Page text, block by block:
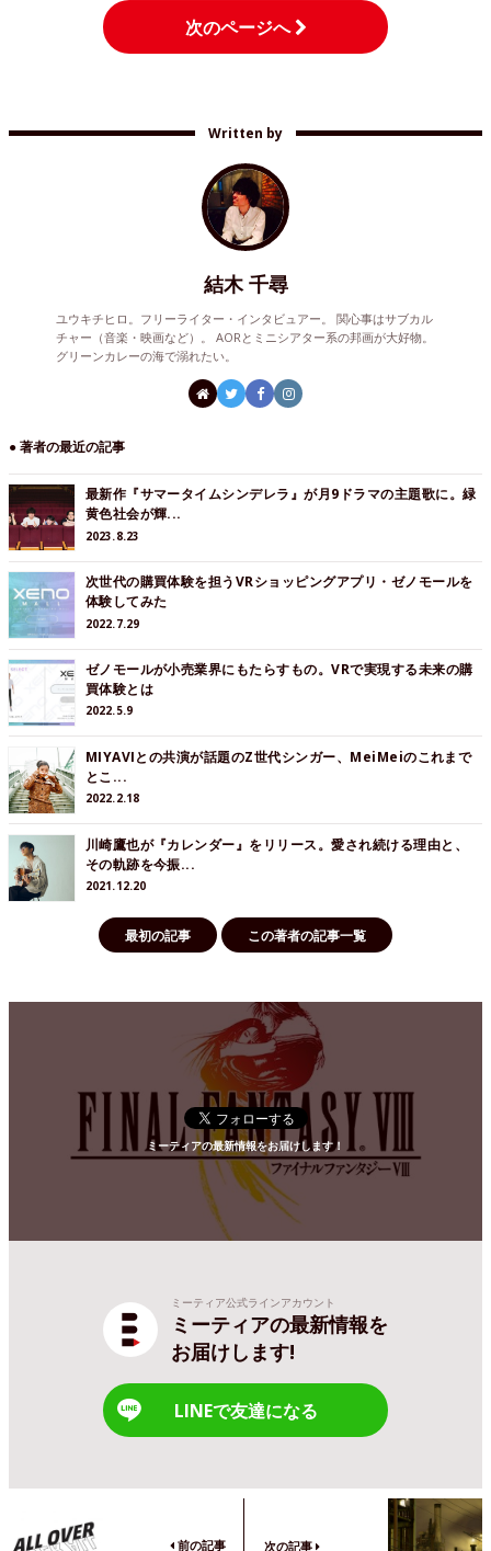
次のページへ
Written by
結木 千尋
ユウキチヒロ。フリーライター・インタビュアー。 関心事はサブカル
チャー（音楽・映画など）。 AORとミニシアター系の邦画が大好物。
グリーンカレーの海で溺れたい。
● 著者の最近の記事
最新作『サマータイムシンデレラ』が月9ドラマの主題歌に。緑
黄色社会が輝...
2023.8.23
次世代の購買体験を担うVRショッピングアプリ・ゼノモールを
体験してみた
2022.7.29
ゼノモールが小売業界にもたらすもの。VRで実現する未来の購
買体験とは
2022.5.9
MIYAVIとの共演が話題のZ世代シンガー、MeiMeiのこれまで
とこ...
2022.2.18
川崎鷹也が『カレンダー』をリリース。愛され続ける理由と、
その軌跡を今振...
2021.12.20
最初の記事 この著者の記事一覧
ミーティアの最新情報をお届けします！
ミーティア公式ラインアカウント
ミーティアの最新情報を
お届けします!
LINEで友達になる
前の記事 次の記事